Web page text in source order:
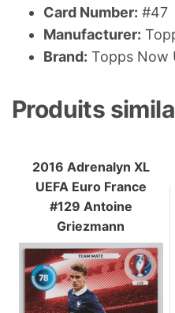
Card Number: #47
Manufacturer:
Brand: Topps Now
Produits
2016 Adrenalyn XL
UEFA Euro France
#129 Antoine
Griezmann